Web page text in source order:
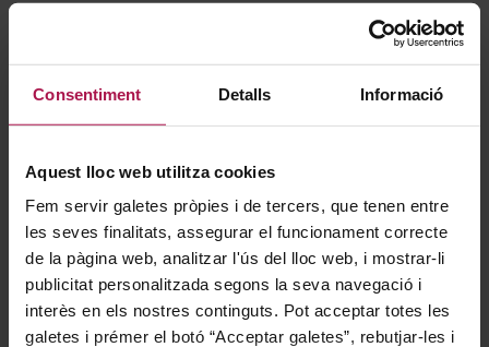
Consentiment Detalls Informació
Aquest lloc web utilitza cookies
Fem servir galetes pròpies i de tercers, que tenen entre
les seves finalitats, assegurar el funcionament correcte
de la pàgina web, analitzar l'ús del lloc web, i mostrar-li
publicitat personalitzada segons la seva navegació i
interès en els nostres continguts. Pot acceptar totes les
galetes i prémer el botó “Acceptar galetes”, rebutjar-les i
DO Ribera del Duero
Tinto Pesquera Reserva
Bodegas Alejandro Fernández Tinto
Pesquera
2020
93
Ti
DO Ribera del Duero
Pesquera Janus Gran
Reserva
Bodegas Alejandro Fernández Tinto
Pesquera
2018